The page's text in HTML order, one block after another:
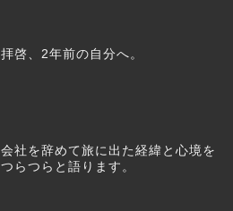
拝啓、2年前の自分へ。
会社を辞めて旅に出た経緯と心境を
つらつらと語ります。